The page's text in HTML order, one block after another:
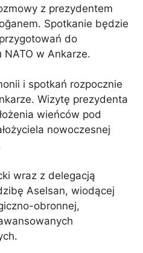
z prezydentem
Spotkanie będzie
do
w Ankarze.
i spotkań rozpocznie
Wizytę prezydenta
wieńców pod
nowoczesnej
wraz z delegacją
Aselsan, wiodącej
obronnej,